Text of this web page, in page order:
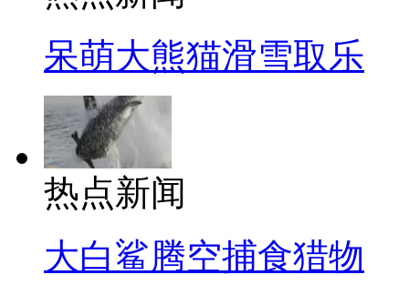
呆萌大熊猫滑雪取乐
热点新闻
大白鲨腾空捕食猎物